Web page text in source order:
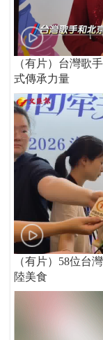
（有片）台灣歌
式傳承力量
（有片）58位台
陸美食